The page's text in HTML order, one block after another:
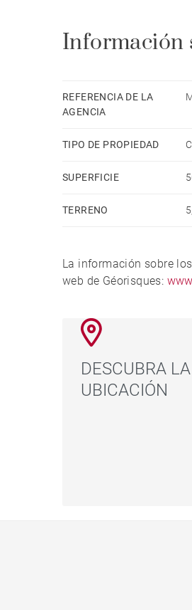
Información
REFERENCIA DE LA
AGENCIA
TIPO DE PROPIEDAD
SUPERFICIE
TERRENO
La información sobre
web de Géorisques:
DESCUBRA LA
UBICACIÓN